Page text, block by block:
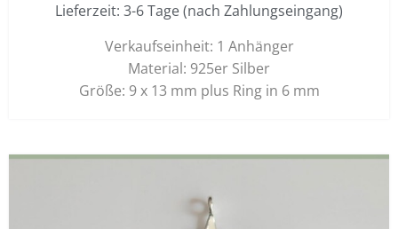
Lieferzeit: 3-6 Tage (nach Zahlungseingang)
Verkaufseinheit: 1 Anhänger
Material: 925er Silber
Größe: 9 x 13 mm plus Ring in 6 mm